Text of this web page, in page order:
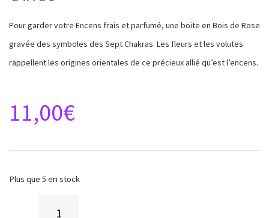
Pour garder votre Encens frais et parfumé, une boite en Bois de Rose
gravée des symboles des Sept Chakras. Les fleurs et les volutes
rappellent les origines orientales de ce précieux allié qu’est l’encens.
11,00€
Plus que 5 en stock